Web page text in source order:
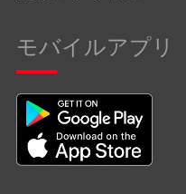
モバイルアプリ